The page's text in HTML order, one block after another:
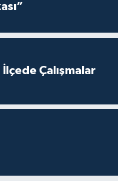
Çalışmalar